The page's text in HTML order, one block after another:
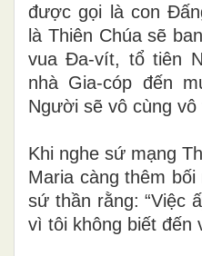
được gọi là con
là Thiên Chúa sẽ
vua Đa-vít, tổ tiên
nhà Gia-cóp đến
Người sẽ vô cùng vô
Khi nghe sứ mạng
Maria càng thêm
sứ thần rằng: “Việc
vì tôi không biết đến